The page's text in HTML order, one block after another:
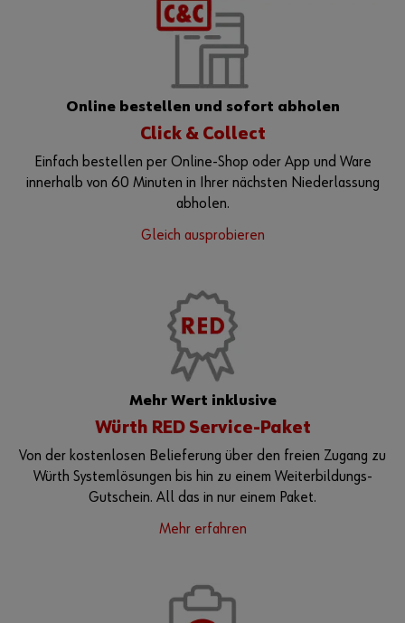
Online bestellen und sofort abholen
Click & Collect
Einfach bestellen per Online-Shop oder App und Ware
innerhalb von 60 Minuten in Ihrer nächsten Niederlassung
abholen.
Gleich ausprobieren
Mehr Wert inklusive
Würth RED Service-Paket
Von der kostenlosen Belieferung über den freien Zugang zu
Würth Systemlösungen bis hin zu einem Weiterbildungs-
Gutschein. All das in nur einem Paket.
Mehr erfahren